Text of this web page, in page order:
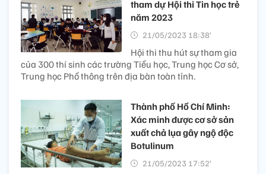
tham dự Hội thi Tin học trẻ
năm 2023
21/05/2023 18:38’
Hội thi thu hút sự tham gia
của 300 thí sinh các trường Tiểu học, Trung học Cơ sở,
Trung học Phổ thông trên địa bàn toàn tỉnh.
Thành phố Hồ Chí Minh:
Xác minh được cơ sở sản
xuất chả lụa gây ngộ độc
Botulinum
21/05/2023 17:52’